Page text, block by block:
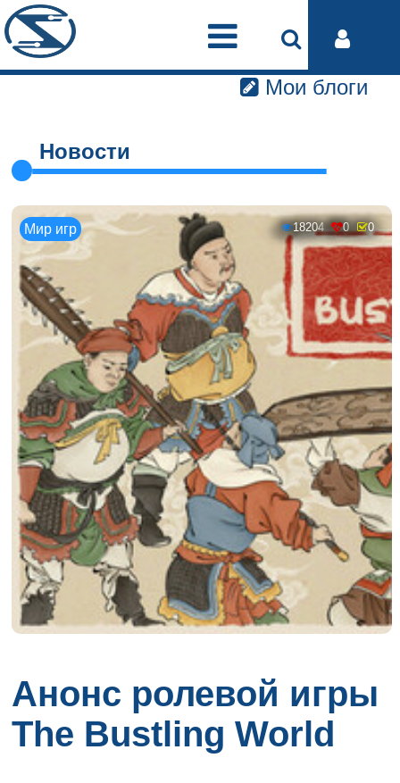
Мои блоги
Новости
Мир игр 18204 0 0
Анонс ролевой игры
The Bustling World